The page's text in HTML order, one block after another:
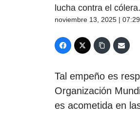
lucha contra el cólera.
noviembre 13, 2025 | 07:29
Tal empeño es
Organización
es acometida en